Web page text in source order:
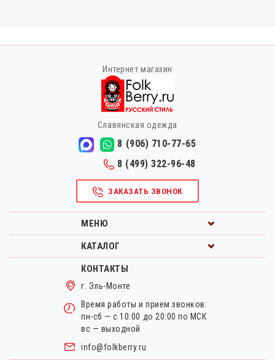
Интернет магазин
Славянская одежда
8 (906) 710-77-65
8 (499) 322-96-48
ЗАКАЗАТЬ ЗВОНОК
МЕНЮ
КАТАЛОГ
КОНТАКТЫ
г. Эль-Монте
Время работы и прием звонков:
пн-сб — с 10:00 до 20:00 по МСК
вс — выходной
info@folkberry.ru